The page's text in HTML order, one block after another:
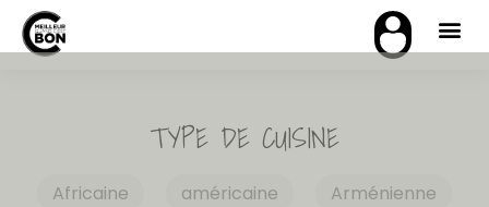
TYPE DE CUISINE
Africaine américaine
Arménienne